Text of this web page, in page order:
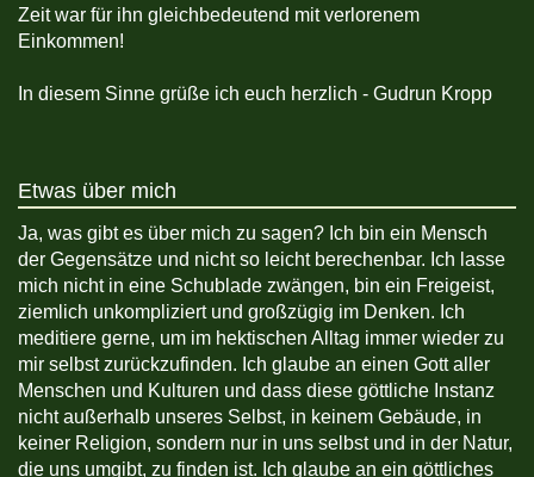
Zeit war für ihn gleichbedeutend mit verlorenem
Einkommen!
In diesem Sinne grüße ich euch herzlich - Gudrun Kropp
Etwas über mich
Ja, was gibt es über mich zu sagen? Ich bin ein Mensch
der Gegensätze und nicht so leicht berechenbar. Ich lasse
mich nicht in eine Schublade zwängen, bin ein Freigeist,
ziemlich unkompliziert und großzügig im Denken. Ich
meditiere gerne, um im hektischen Alltag immer wieder zu
mir selbst zurückzufinden. Ich glaube an einen Gott aller
Menschen und Kulturen und dass diese göttliche Instanz
nicht außerhalb unseres Selbst, in keinem Gebäude, in
keiner Religion, sondern nur in uns selbst und in der Natur,
die uns umgibt, zu finden ist. Ich glaube an ein göttliches